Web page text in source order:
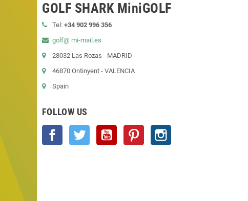
GOLF SHARK MiniGOLF
Tel: +34 902 996 356
golf@ mi-mail.es
28032 Las Rozas - MADRID
46870 Ontinyent - VALENCIA
Spain
FOLLOW US
Facebook Twitter YouTube Pinterest